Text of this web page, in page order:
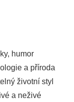
humor
a příroda
životní styl
a neživé